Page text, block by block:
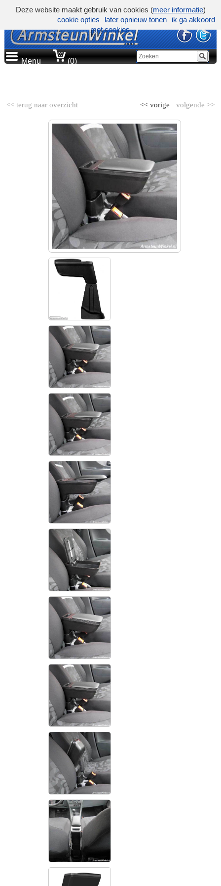
Menu (0)
<< terug naar overzicht volgende >>
<< vorige
Deze website maakt gebruik van cookies (meer informatie)
cookie opties
later opnieuw tonen
ik ga akkoord
met cookies